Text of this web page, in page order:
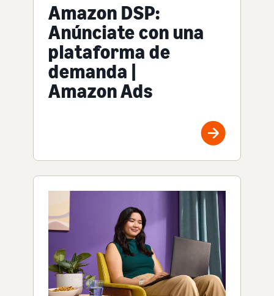
Amazon DSP:
Anúnciate con una
plataforma de
demanda |
Amazon Ads